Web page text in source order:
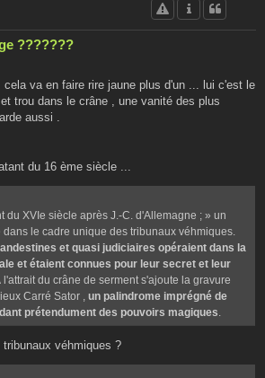
???????
va en faire rire jaune plus d'un ... lui c'est le
trou dans le crâne , une vanité des plus
aussi .
du 16 ème siècle ...
du XVIe siècle après J.-C. d'Allemagne ; » un
le cadre unique des tribunaux véhmiques.
et quasi judiciaires opéraient dans la
et étaient connues pour leur secret et leur
l'attrait du crâne de serment s'ajoute la gravure
Carré Sator , un palindrome imprégné de
prétendument des pouvoirs magiques.
véhmiques ?